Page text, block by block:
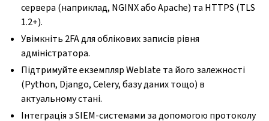
navigation of Настанови з налаштовування
сервера (наприклад, NGINX або Apache) та HTTPS (TLS
1.2+).
Увімкніть 2FA для облікових записів рівня
адміністратора.
Підтримуйте екземпляр Weblate та його залежності
(Python, Django, Celery, базу даних тощо) в
актуальному стані.
Інтеграція з SIEM-системами за допомогою протоколу